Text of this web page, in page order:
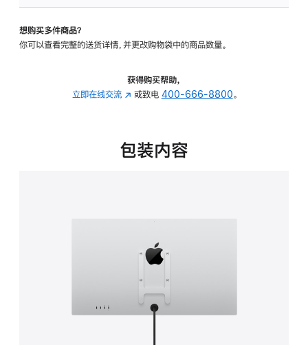
转
的
想购买多件商品？
你可以查看完整的送货详情，并更改购物袋中的商品数量。
获得购买帮助，
立即在线交流 (在
中
或致电 400-666-8800。
包装内容